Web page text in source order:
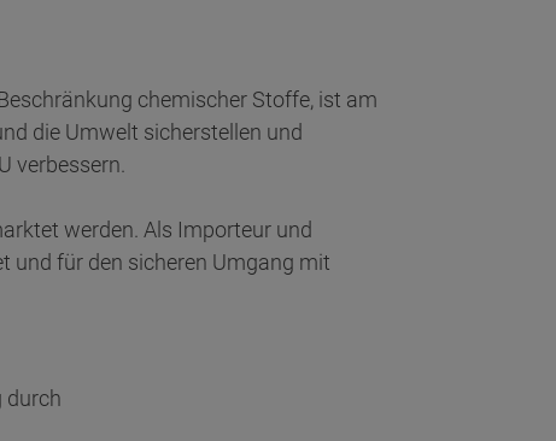
chemischer Stoffe, ist am
die Umwelt sicherstellen und
verbessern.
werden. Als Importeur und
und für den sicheren Umgang mit
durch